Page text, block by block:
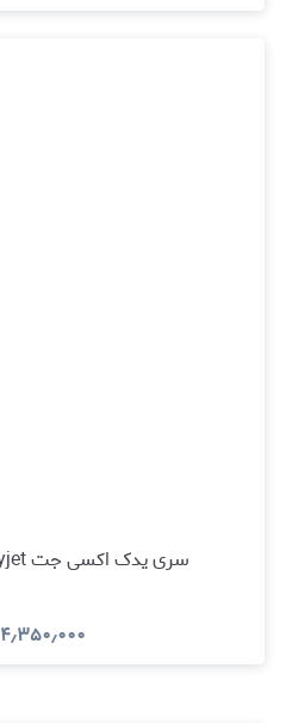
سری یدک اکسی جت Oxyjet اورال بی 4عددی
۴٫۳۵۰٫۰۰۰